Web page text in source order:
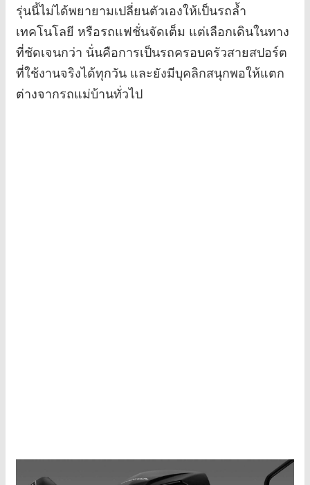
รุ่นนี้ไม่ได้พยายามเปลี่ยนตัวเองให้เป็นรถล้ำ
เทคโนโลยี หรือรถแฟชั่นจัดเต็ม แต่เลือกเดินในทาง
ที่ชัดเจนกว่า นั่นคือการเป็นรถครอบครัวสายสปอร์ต
ที่ใช้งานจริงได้ทุกวัน และยังมีบุคลิกสนุกพอให้แตก
ต่างจากรถแม่บ้านทั่วไป